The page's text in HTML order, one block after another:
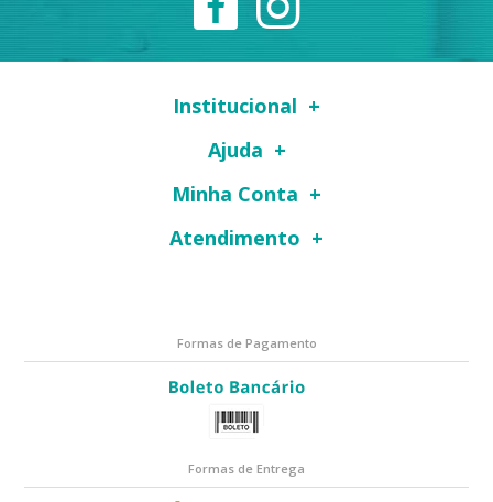
Institucional
Ajuda
Minha Conta
Atendimento
Formas de Pagamento
Formas de Entrega